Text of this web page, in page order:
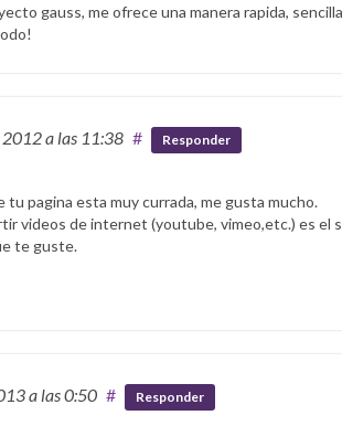
gauss, me ofrece una manera rapida,
2012a las 11:38 # Responder
pagina esta muy currada, me gusta mucho.
videos de internet (youtube, vimeo,etc.) es el
te guste.
a las 0:50 # Responder